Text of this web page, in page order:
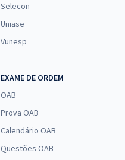
Selecon
Uniase
Vunesp
EXAME DE ORDEM
OAB
Prova OAB
Calendário OAB
Questões OAB